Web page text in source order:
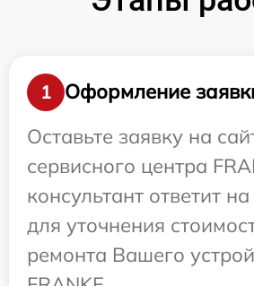
1
Оформление
Оставьте заявку на
сервисного центра
консультант ответит
для уточнения
ремонта Вашего